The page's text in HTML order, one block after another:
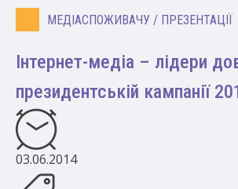
МЕДІАСПОЖИВАЧУ / ПРЕЗЕНТАЦІЇ
Інтернет-медіа – лідери
президентській кампанії
03.06.2014